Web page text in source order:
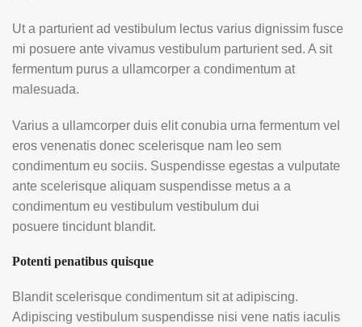
Ut a parturient ad vestibulum lectus varius dignissim fusce
mi posuere ante vivamus vestibulum parturient sed. A sit
fermentum purus a ullamcorper a condimentum at
malesuada.
Varius a ullamcorper duis elit conubia urna fermentum vel
eros venenatis donec scelerisque nam leo sem
condimentum eu sociis. Suspendisse egestas a vulputate
ante scelerisque aliquam suspendisse metus a a
condimentum eu vestibulum vestibulum dui
posuere tincidunt blandit.
Potenti penatibus quisque
Blandit scelerisque condimentum sit at adipiscing.
Adipiscing vestibulum suspendisse nisi vene natis iaculis